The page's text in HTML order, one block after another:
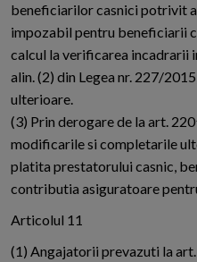
beneficiarilor casnici potrivit
impozabil pentru beneficiarii
calcul la verificarea incadrarii
alin. (2) din Legea nr. 227/
ulterioare.
(3) Prin derogare de la art.
modificarile si completarile
platita prestatorului casnic,
contributia asiguratoare
Articolul 11
(1) Angajatorii prevazuti la